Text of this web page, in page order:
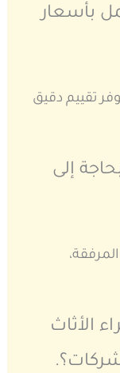
بأسعار
تقييم دقيق
إلى
الأثاث